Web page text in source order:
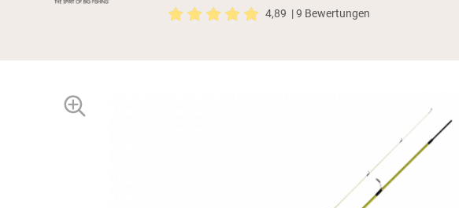
4,89 | 9 Bewertungen